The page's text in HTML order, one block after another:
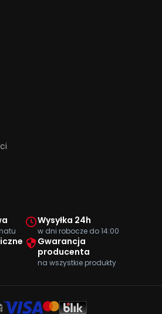
Wysyłka 24h
w dni robocze do 14:00
Gwarancja
producenta
na wszystkie produkty